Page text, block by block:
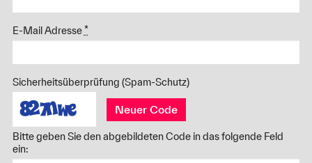
E-Mail Adresse*
Sicherheitsüberprüfung (Spam-Schutz)
Neuer Code
Bitte geben Sie den abgebildeten Code in das folgende Feld
ein: